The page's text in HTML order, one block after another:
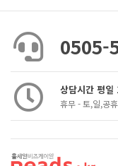
0505-
상담시간 평
휴무 - 토,일,공